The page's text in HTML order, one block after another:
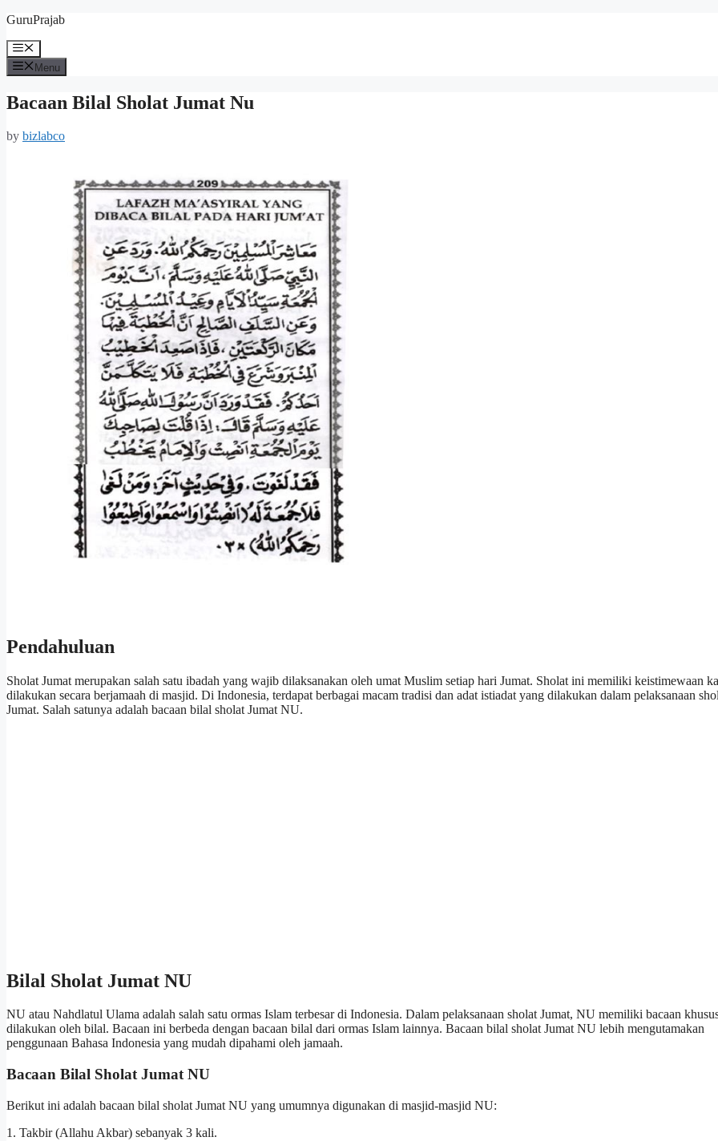
Skip
content
GuruPrajab
Menu
Menu
Bacaan Bilal Sholat Jumat Nu
by bizlabco
Pendahuluan
Sholat Jumat merupakan salah satu ibadah yang wajib dilaksanakan oleh umat Muslim setiap hari Jumat. Sholat ini memiliki keistimewaan
dilakukan secara berjamaah di masjid. Di Indonesia, terdapat berbagai macam tradisi dan adat istiadat yang dilakukan dalam pelaksanaan
Jumat. Salah satunya adalah bacaan bilal sholat Jumat NU.
Bilal Sholat Jumat NU
NU atau Nahdlatul Ulama adalah salah satu ormas Islam terbesar di Indonesia. Dalam pelaksanaan sholat Jumat, NU memiliki bacaan
dilakukan oleh bilal. Bacaan ini berbeda dengan bacaan bilal dari ormas Islam lainnya. Bacaan bilal sholat Jumat NU lebih mengutamakan
penggunaan Bahasa Indonesia yang mudah dipahami oleh jamaah.
Bacaan Bilal Sholat Jumat NU
Berikut ini adalah bacaan bilal sholat Jumat NU yang umumnya digunakan di masjid-masjid NU:
1. Takbir (Allahu Akbar) sebanyak 3 kali.